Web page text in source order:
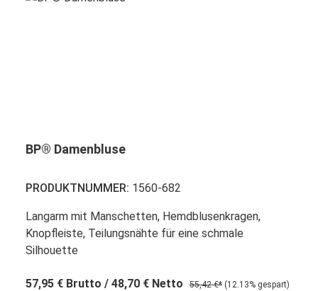
BP® Damenbluse
PRODUKTNUMMER: 1560-682
Langarm mit Manschetten, Hemdblusenkragen,
Knopfleiste, Teilungsnähte für eine schmale
Silhouette
57,95 € Brutto / 48,70 € Netto 55,42 €* (12.13% gespart)